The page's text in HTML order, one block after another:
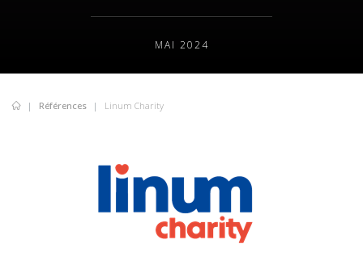
MAI 2024
Références Linum Charity